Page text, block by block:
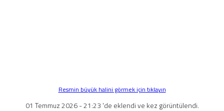
Resmin büyük halini görmek için tıklayın
01 Temmuz 2026 - 21:23 'de eklendi ve kez görüntülendi.